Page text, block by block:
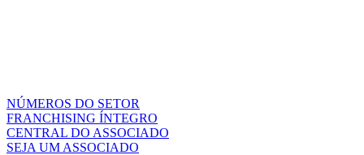
NÚMEROS DO SETOR
FRANCHISING ÍNTEGRO
CENTRAL DO ASSOCIADO
SEJA UM ASSOCIADO